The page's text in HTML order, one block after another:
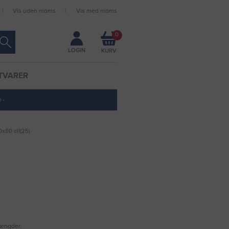
Forbliv logget ind
Vis uden moms Vis med moms
LOGIN
0
elf(25)